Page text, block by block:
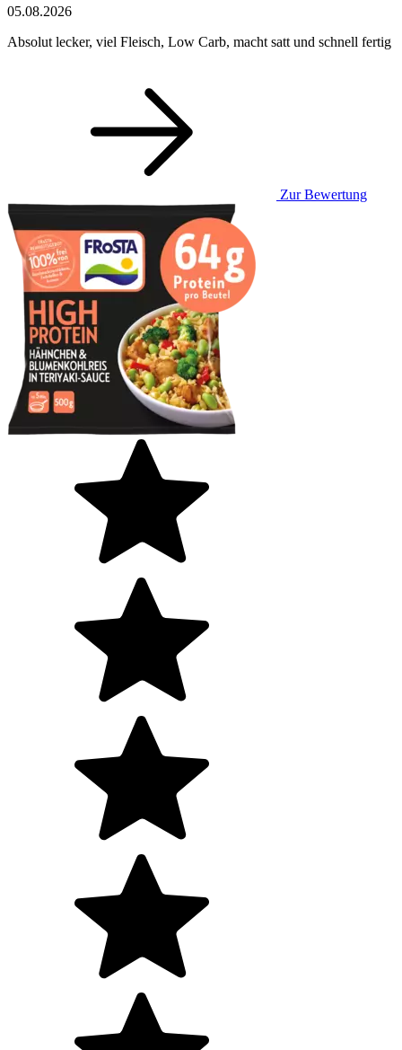
05.08.2026
Absolut lecker, viel Fleisch, Low Carb, macht satt und schnell fertig
Zur Bewertung